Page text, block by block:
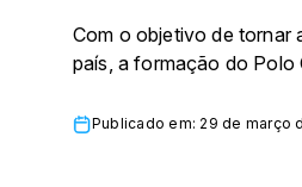
Com o objetivo de tornar
país, a formação do Polo
Publicado em: 29 de março